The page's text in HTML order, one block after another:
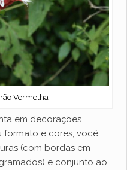
Vermelha
em decorações
formato e cores, você
(com bordas em
e conjunto ao